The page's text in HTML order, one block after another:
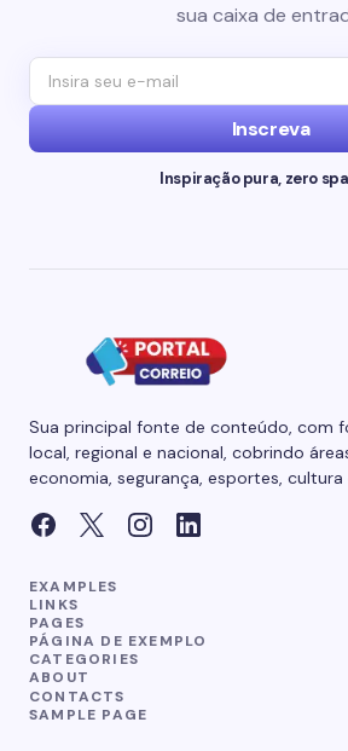
sua caixa de
Inscreva
Inspiração pura, zero
Sua principal fonte de conteúdo, com
local, regional e nacional, cobrindo
economia, segurança, esportes,
EXAMPLES
LINKS
PAGES
PÁGINA DE EXEMPLO
CATEGORIES
ABOUT
CONTACTS
SAMPLE PAGE